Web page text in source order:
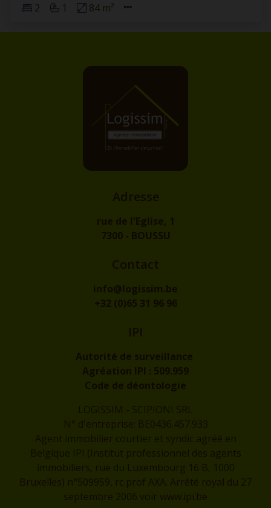
2 1 84 m²
Adresse
rue de l'Eglise, 1
7300 - BOUSSU
Contact
info@logissim.be
+32 (0)65 31 96 96
IPI
Autorité de surveillance
Agréation IPI : 509.959
Code de déontologie
LOGISSIM - SCIPIONI SRL
N° d'entreprise: BE0436.457.933
Agent immobilier courtier et syndic agréé en
Belgique IPI (Institut professionnel des agents
immobiliers, rue du Luxembourg 16 B, 1000
Bruxelles) n°509959, rc prof AXA. Arrêté royal du 27
septembre 2006 voir www.ipi.be